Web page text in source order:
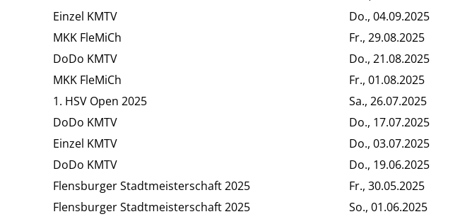
Einzel KMTV
Do., 04.09.2025
MKK FleMiCh
Fr., 29.08.2025
DoDo KMTV
Do., 21.08.2025
MKK FleMiCh
Fr., 01.08.2025
1. HSV Open 2025
Sa., 26.07.2025
DoDo KMTV
Do., 17.07.2025
Einzel KMTV
Do., 03.07.2025
DoDo KMTV
Do., 19.06.2025
Flensburger Stadtmeisterschaft 2025
Fr., 30.05.2025
Flensburger Stadtmeisterschaft 2025
So., 01.06.2025